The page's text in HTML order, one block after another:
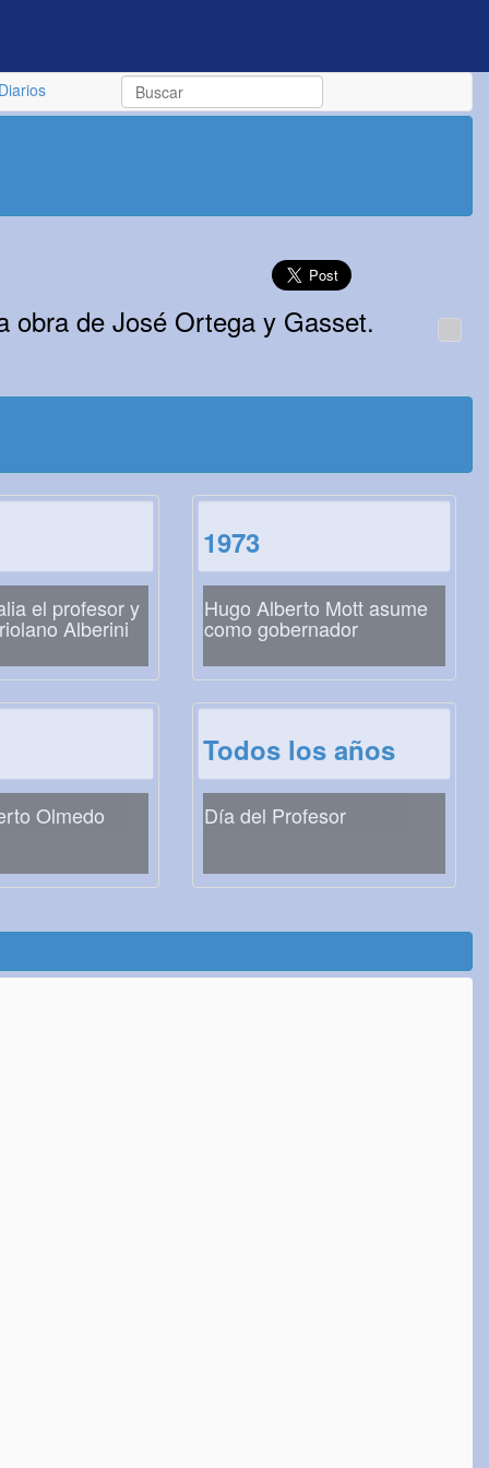
Diarios
obra de José Ortega y Gasset.
el profesor y
Alberini
1973
Hugo Alberto Mott asume
como gobernador
Olmedo
Todos los años
Día del Profesor